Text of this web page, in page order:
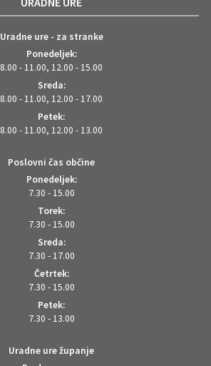
Uradne ure - za stranke
Ponedeljek:
8.00 - 11.00, 12.00 - 15.00
Sreda:
8.00 - 11.00, 12.00 - 17.00
Petek:
8.00 - 11.00, 12.00 - 13.00
Poslovni čas občine
Ponedeljek:
7.30 - 15.00
Torek:
7.30 - 15.00
Sreda:
7.30 - 17.00
Četrtek:
7.30 - 15.00
Petek:
7.30 - 13.00
Uradne ure županje